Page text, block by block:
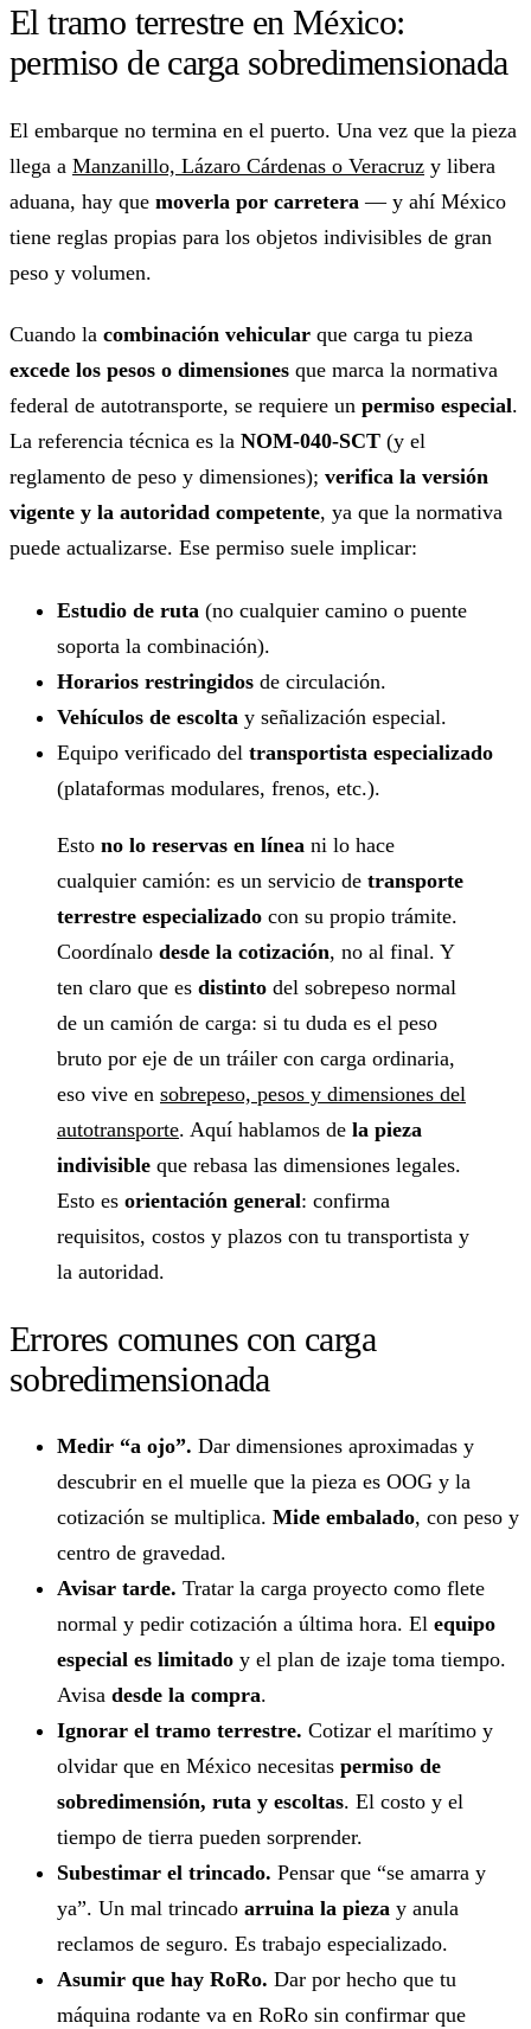
El tramo terrestre en México:
permiso de carga sobredimensionada
El embarque no termina en el puerto. Una vez que la pieza
llega a Manzanillo, Lázaro Cárdenas o Veracruz y libera
aduana, hay que moverla por carretera — y ahí México
tiene reglas propias para los objetos indivisibles de gran
peso y volumen.
Cuando la combinación vehicular que carga tu pieza
excede los pesos o dimensiones que marca la normativa
federal de autotransporte, se requiere un permiso especial.
La referencia técnica es la NOM-040-SCT (y el
reglamento de peso y dimensiones); verifica la versión
vigente y la autoridad competente, ya que la normativa
puede actualizarse. Ese permiso suele implicar:
Estudio de ruta (no cualquier camino o puente
soporta la combinación).
Horarios restringidos de circulación.
Vehículos de escolta y señalización especial.
Equipo verificado del transportista especializado
(plataformas modulares, frenos, etc.).
Esto no lo reservas en línea ni lo hace
cualquier camión: es un servicio de transporte
terrestre especializado con su propio trámite.
Coordínalo desde la cotización, no al final. Y
ten claro que es distinto del sobrepeso normal
de un camión de carga: si tu duda es el peso
bruto por eje de un tráiler con carga ordinaria,
eso vive en sobrepeso, pesos y dimensiones del
autotransporte. Aquí hablamos de la pieza
indivisible que rebasa las dimensiones legales.
Esto es orientación general: confirma
requisitos, costos y plazos con tu transportista y
la autoridad.
Errores comunes con carga
sobredimensionada
Medir “a ojo”. Dar dimensiones aproximadas y
descubrir en el muelle que la pieza es OOG y la
cotización se multiplica. Mide embalado, con peso y
centro de gravedad.
Avisar tarde. Tratar la carga proyecto como flete
normal y pedir cotización a última hora. El equipo
especial es limitado y el plan de izaje toma tiempo.
Avisa desde la compra.
Ignorar el tramo terrestre. Cotizar el marítimo y
olvidar que en México necesitas permiso de
sobredimensión, ruta y escoltas. El costo y el
tiempo de tierra pueden sorprender.
Subestimar el trincado. Pensar que “se amarra y
ya”. Un mal trincado arruina la pieza y anula
reclamos de seguro. Es trabajo especializado.
Asumir que hay RoRo. Dar por hecho que tu
máquina rodante va en RoRo sin confirmar que